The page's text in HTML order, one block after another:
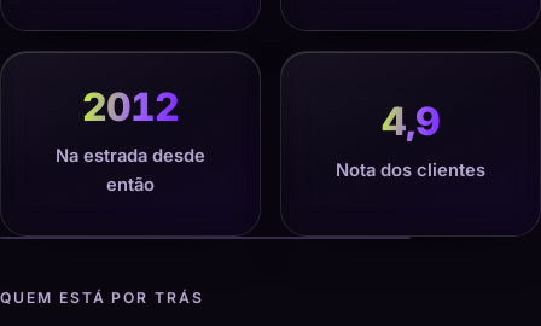
2012
Na estrada desde
então
4,9
Nota dos clientes
QUEM ESTÁ POR TRÁS